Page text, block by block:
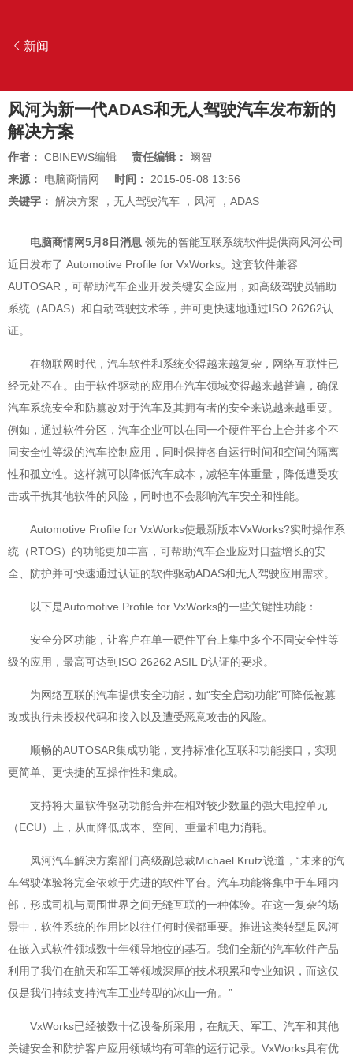
新闻
风河为新一代ADAS和无人驾驶汽车发布新的
解决方案
作者： CBINEWS编辑 责任编辑： 阚智
来源： 电脑商情网 时间： 2015-05-08 13:56
关键字： 解决方案 ， 无人驾驶汽车 ， 风河 ， ADAS
电脑商情网5月8日消息 领先的智能互联系统软件提供商风河公司
近日发布了 Automotive Profile for VxWorks。这套软件兼容
AUTOSAR，可帮助汽车企业开发关键安全应用，如高级驾驶员辅助
系统（ADAS）和自动驾驶技术等，并可更快速地通过ISO 26262认
证。
在物联网时代，汽车软件和系统变得越来越复杂，网络互联性已
经无处不在。由于软件驱动的应用在汽车领域变得越来越普遍，确保
汽车系统安全和防篡改对于汽车及其拥有者的安全来说越来越重要。
例如，通过软件分区，汽车企业可以在同一个硬件平台上合并多个不
同安全性等级的汽车控制应用，同时保持各自运行时间和空间的隔离
性和孤立性。这样就可以降低汽车成本，减轻车体重量，降低遭受攻
击或干扰其他软件的风险，同时也不会影响汽车安全和性能。
Automotive Profile for VxWorks使最新版本VxWorks?实时操作系
统（RTOS）的功能更加丰富，可帮助汽车企业应对日益增长的安
全、防护并可快速通过认证的软件驱动ADAS和无人驾驶应用需求。
以下是Automotive Profile for VxWorks的一些关键性功能：
安全分区功能，让客户在单一硬件平台上集中多个不同安全性等
级的应用，最高可达到ISO 26262 ASIL D认证的要求。
为网络互联的汽车提供安全功能，如“安全启动功能”可降低被篡
改或执行未授权代码和接入以及遭受恶意攻击的风险。
顺畅的AUTOSAR集成功能，支持标准化互联和功能接口，实现
更简单、更快捷的互操作性和集成。
支持将大量软件驱动功能合并在相对较少数量的强大电控单元
（ECU）上，从而降低成本、空间、重量和电力消耗。
风河汽车解决方案部门高级副总裁Michael Krutz说道，“未来的汽
车驾驶体验将完全依赖于先进的软件平台。汽车功能将集中于车厢内
部，形成司机与周围世界之间无缝互联的一种体验。在这一复杂的场
景中，软件系统的作用比以往任何时候都重要。推进这类转型是风河
在嵌入式软件领域数十年领导地位的基石。我们全新的汽车软件产品
利用了我们在航天和军工等领域深厚的技术积累和专业知识，而这仅
仅是我们持续支持汽车工业转型的冰山一角。”
VxWorks已经被数十亿设备所采用，在航天、军工、汽车和其他
关键安全和防护客户应用领域均有可靠的运行记录。VxWorks具有优